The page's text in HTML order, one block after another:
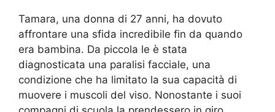
Tamara, una donna di 27 anni, ha dovuto
affrontare una sfida incredibile fin da quando
era bambina. Da piccola le è stata
diagnosticata una paralisi facciale, una
condizione che ha limitato la sua capacità di
muovere i muscoli del viso. Nonostante i suoi